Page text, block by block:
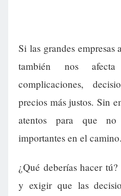
Si las grandes empresas
también nos
complicaciones,
precios más justos. Sin
atentos para que
importantes en el camino.
¿Qué deberías hacer
y exigir que las